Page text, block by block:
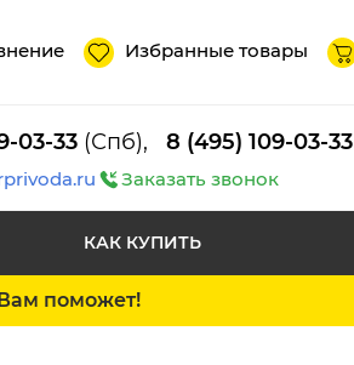
Избранные товары
03-33 (Спб), 8 (495) 109-03-33
Заказать звонок
КАК КУПИТЬ
поможет!